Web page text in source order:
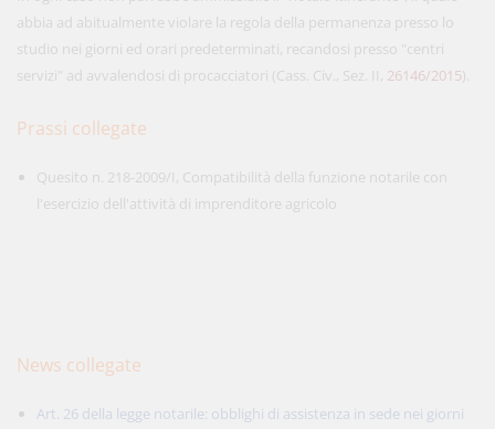
abbia ad abitualmente violare la regola della permanenza presso lo
studio nei giorni ed orari predeterminati, recandosi presso "centri
servizi" ad avvalendosi di procacciatori (Cass. Civ., Sez. II, 26146/2015).
Prassi collegate
Quesito n. 218-2009/I, Compatibilità della funzione notarile con
l'esercizio dell'attività di imprenditore agricolo
News collegate
Art. 26 della legge notarile: obblighi di assistenza in sede nei giorni